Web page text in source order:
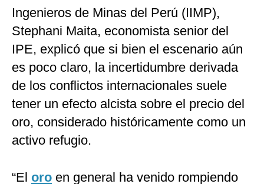
Ingenieros de Minas del Perú (IIMP),
Stephani Maita, economista senior del
IPE, explicó que si bien el escenario aún
es poco claro, la incertidumbre derivada
de los conflictos internacionales suele
tener un efecto alcista sobre el precio del
oro, considerado históricamente como un
activo refugio.
“El oro en general ha venido rompiendo